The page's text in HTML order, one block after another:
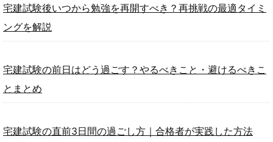
宅建試験後いつから勉強を再開すべき？再挑戦の最適タイミ
ングを解説
宅建試験の前日はどう過ごす？やるべきこと・避けるべきこ
とまとめ
宅建試験の直前3日間の過ごし方｜合格者が実践した方法